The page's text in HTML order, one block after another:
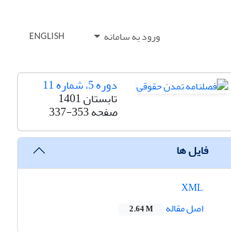
ورود به سامانه ENGLISH
دوره 5، شماره 11
تابستان 1401
صفحه337-353
فایل ها
اصل مقاله
2.64 M